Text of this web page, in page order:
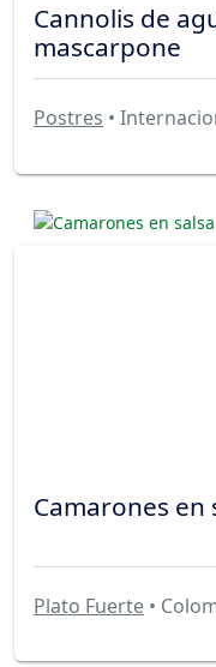
Cannolis de
mascarpone
Postres •
Camarones en
Plato Fuerte •